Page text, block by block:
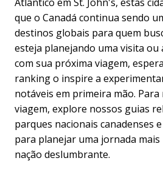
que o Canadá continua sendo
destinos globais para quem
esteja planejando uma visita ou
com sua próxima viagem,
ranking o inspire a
notáveis em primeira mão. Para
viagem, explore nossos guias
parques nacionais canadenses
para planejar uma jornada
nação deslumbrante.